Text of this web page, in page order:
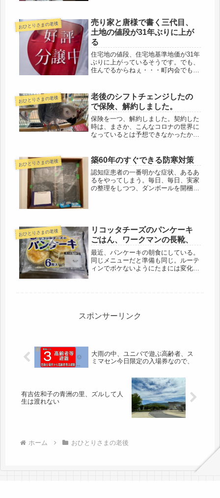
おひとりさまの老後
売り家と唐様で書く三代目、
土地の値段が31年ぶりに上が
る
住宅地の値段、住宅地基準地価が31年
ぶりに上がっているそうです。でも、
住んでるからねぇ・・・町内会でも、
し、親が高齢で亡くなった場合の売却
が多いようです。先日も、町内会のお
世...
おひとりさまの老後
老後のシフトチェンジしたの
で保険、解約しました。
保険を一つ、解約しました。契約した
時は、まさか、こんなコロナの世界に
なっているとは予想できなかったから
解約しました。現在、無職、といって
も、65才だから、特別、人の道を外
れ...
おひとりさまの老後 築60年のすぐできる防寒対策
認知症患者の一番明かな症状、あるあ
るをやってしまう。毎日、毎日、実家
の整理をしつつ、ダンボールを開梱
軒づつ...
おひとりさまの老後
リコッタチーズのパンケーキ
ごはん、ワークマンの長靴、
最近、パンケーキの朝食にしている。
同じメニューだと準備も同じ。ルーテ
ィンでボケないようにたまには変化
スポンサーリンク
大雨の中、ユニバで遊ぶ高齢者、ス
ミマセン今日限定の入場券なので、
有吉佐和子の青洲の里、ズルして人
生は渡れない
ホーム おひとりさまの老後